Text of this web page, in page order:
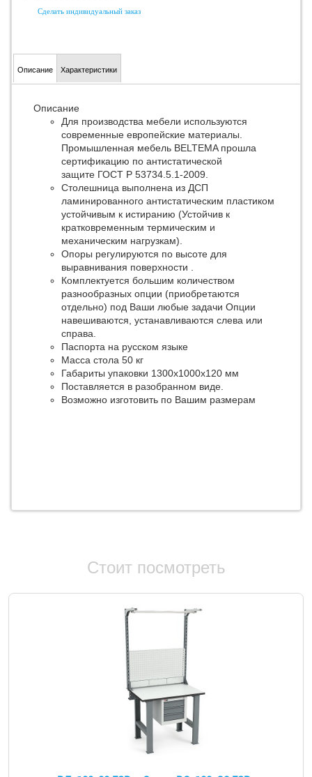
Сделать индивидуальный заказ
Описание Характеристики
Описание
Для производства мебели используются
современные европейские материалы.
Промышленная мебель BELTEMA прошла
сертификацию по антистатической
защите ГОСТ Р 53734.5.1-2009.
Столешница выполнена из ДСП
ламинированного антистатическим пластиком
устойчивым к истиранию (Устойчив к
кратковременным термическим и
механическим нагрузкам).
Опоры регулируются по высоте для
выравнивания поверхности .
Комплектуется большим количеством
разнообразных опции (приобретаются
отдельно) под Ваши любые задачи Опции
навешиваются, устанавливаются слева или
справа.
Паспорта на русском языке
Масса стола 50 кг
Габариты упаковки 1300х1000х120 мм
Поставляется в разобранном виде.
Возможно изготовить по Вашим размерам
Стоит посмотреть